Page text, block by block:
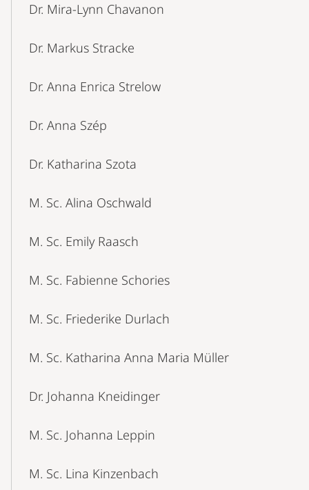
Dr. Mira-Lynn Chavanon
Dr. Markus Stracke
Dr. Anna Enrica Strelow
Dr. Anna Szép
Dr. Katharina Szota
M. Sc. Alina Oschwald
M. Sc. Emily Raasch
M. Sc. Fabienne Schories
M. Sc. Friederike Durlach
M. Sc. Katharina Anna Maria Müller
Dr. Johanna Kneidinger
M. Sc. Johanna Leppin
M. Sc. Lina Kinzenbach